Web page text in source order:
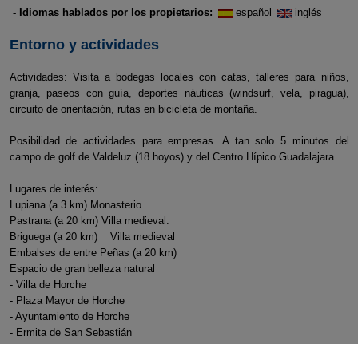
- Idiomas hablados por los propietarios: español inglés
Entorno y actividades
Actividades: Visita a bodegas locales con catas, talleres para niños,
granja, paseos con guía, deportes náuticas (windsurf, vela, piragua),
circuito de orientación, rutas en bicicleta de montaña.
Posibilidad de actividades para empresas. A tan solo 5 minutos del
campo de golf de Valdeluz (18 hoyos) y del Centro Hípico Guadalajara.
Lugares de interés:
Lupiana (a 3 km) Monasterio
Pastrana (a 20 km) Villa medieval.
Briguega (a 20 km) Villa medieval
Embalses de entre Peñas (a 20 km)
Espacio de gran belleza natural
- Villa de Horche
- Plaza Mayor de Horche
- Ayuntamiento de Horche
- Ermita de San Sebastián